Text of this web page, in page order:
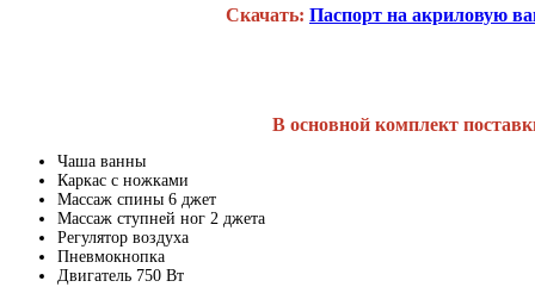
Скачать: Паспорт на акриловую
В основной комплект
Чаша ванны
Каркас с ножками
Массаж спины 6 джет
Массаж ступней ног 2 джета
Регулятор воздуха
Пневмокнопка
Двигатель 750 Вт